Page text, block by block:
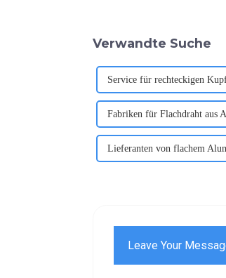
Verwandte Suche
Service für rechteckigen
Fabriken für Flachdraht aus
Lieferanten von flachem
Leave Your